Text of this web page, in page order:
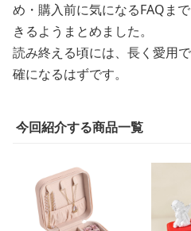
め・購入前に気になるFAQま
きるようまとめました。
読み終える頃には、長く愛用
確になるはずです。
今回紹介する商品一覧